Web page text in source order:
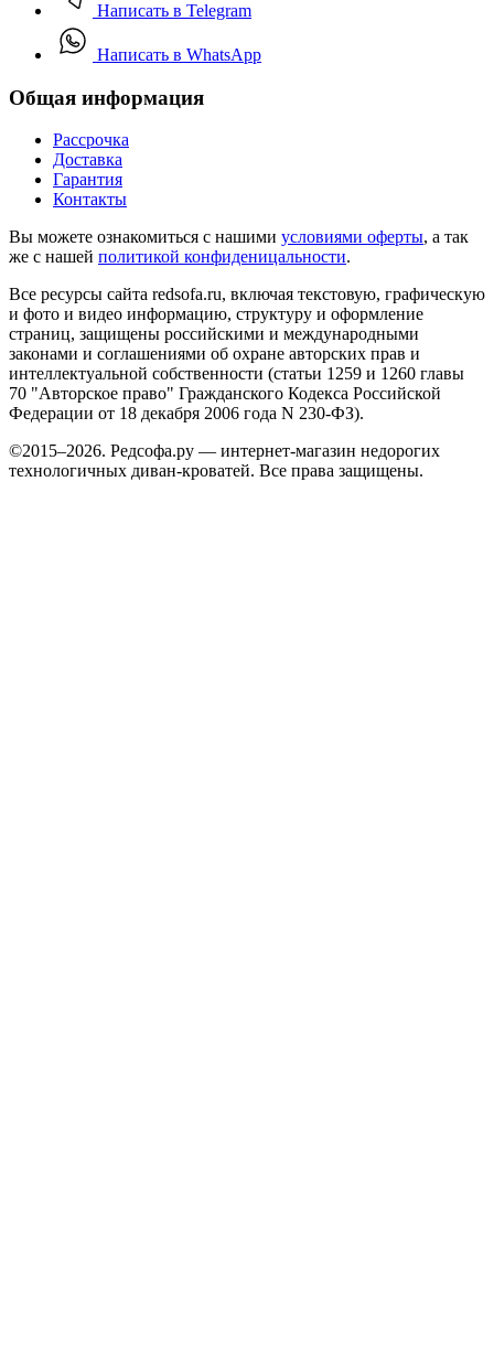
Написать в Telegram
Написать в WhatsApp
Общая информация
Рассрочка
Доставка
Гарантия
Контакты
Вы можете ознакомиться с нашими условиями оферты, а так
же с нашей политикой конфиденицальности.
Все ресурсы сайта redsofa.ru, включая текстовую, графическую
и фото и видео информацию, структуру и оформление
страниц, защищены российскими и международными
законами и соглашениями об охране авторских прав и
интеллектуальной собственности (статьи 1259 и 1260 главы
70 "Авторское право" Гражданского Кодекса Российской
Федерации от 18 декабря 2006 года N 230-ФЗ).
©2015–2026. Редсофа.ру — интернет-магазин недорогих
технологичных диван-кроватей. Все права защищены.